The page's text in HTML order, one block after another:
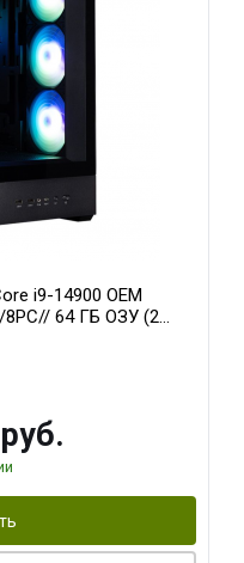
i9-14900 OEM
8PC// 64 ГБ ОЗУ (2
OC 16GB GDDR7